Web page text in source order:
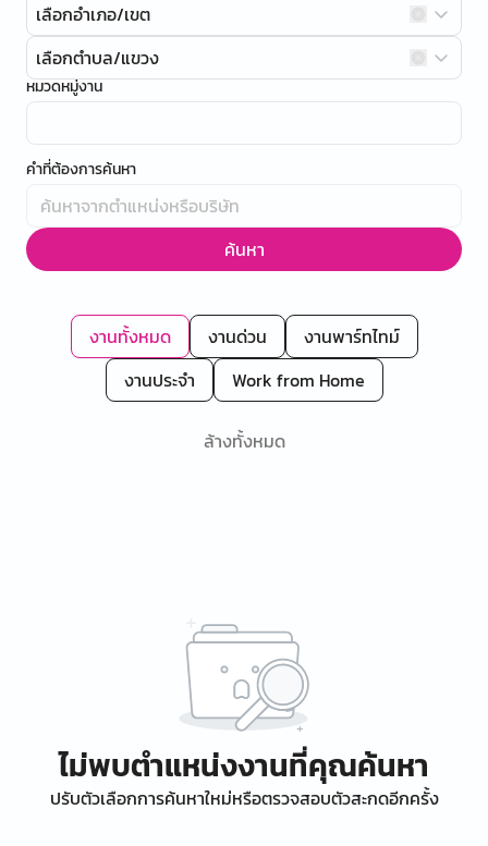
เลือกอำเภอ/เขต
เลือกตำบล/แขวง
หมวดหมู่งาน
คำที่ต้องการค้นหา
ค้นหา
งานทั้งหมด งานด่วน
งานพาร์ทไทม์
งานประจำ
Work from Home
ล้างทั้งหมด
ไม่พบตำแหน่งงานที่คุณค้นหา
ปรับตัวเลือกการค้นหาใหม่หรือตรวจสอบตัวสะกดอีกครั้ง